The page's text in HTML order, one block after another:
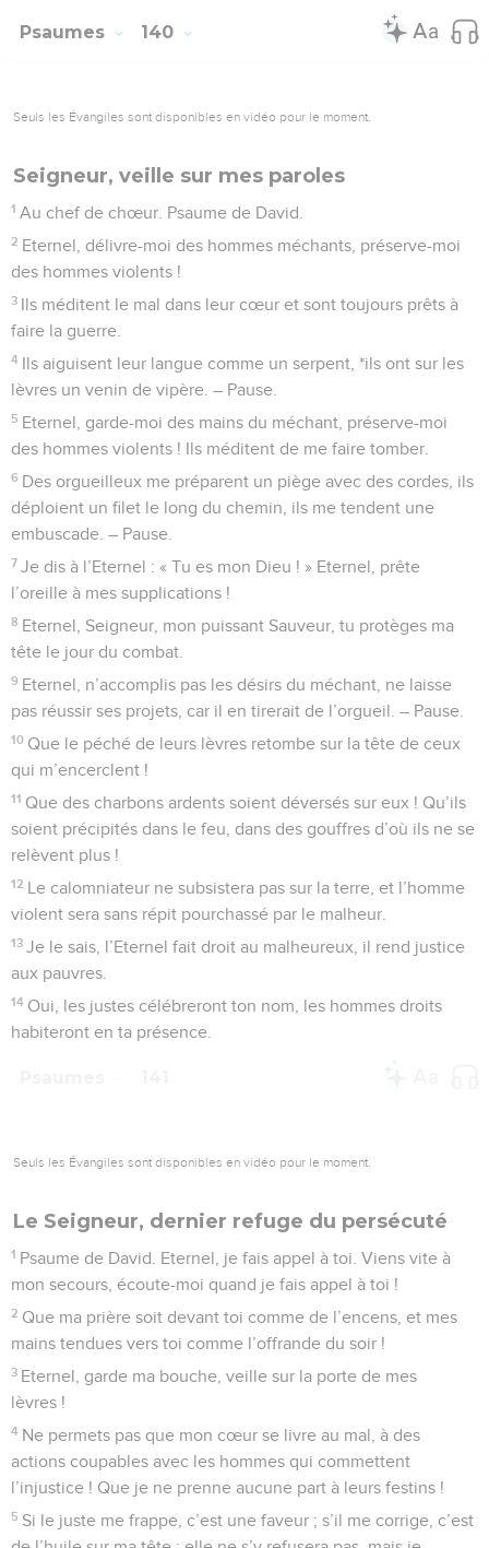
15
Mon corps n’était pas caché devant toi lorsque j’ai été fait
voyaient, et sur ton livre étaient inscrits tous les jours qui
17 Que tes pensées, ô Dieu, me semblent impénétrables !
Que leur nombre est grand !
18 Comment les compter ? Elles sont plus nombreuses que
les grains de sable. Je me réveille, et je suis encore avec toi.
19 O Dieu, si seulement tu faisais mourir le méchant !
Hommes sanguinaires, éloignez-vous de moi !
20 Ils parlent de toi pour appuyer leurs projets criminels, ils
utilisent ton nom pour mentir, eux, tes ennemis !
21 Eternel, comment pourrais-je ne pas détester ceux qui te
détestent, ne pas éprouver du dégoût pour ceux qui te
combattent ?
22 Je les déteste de façon absolue, ils sont pour moi des
ennemis.
23
Examine-moi, ô Dieu, et connais mon cœur, mets-moi à
l’épreuve et connais mes pensées !
24 Regarde si je suis sur une mauvaise voie et conduis-moi
sur la voie de l’éternité !
Psaumes 140
Seuls les Évangiles sont disponibles en vidéo pour le moment.
Seigneur, veille sur mes paroles
Au chef de chœur. Psaume de David.
Eternel, délivre-moi des hommes méchants, préserve-moi
des hommes violents !
Ils méditent le mal dans leur cœur et sont toujours prêts à
faire la guerre.
4
Ils aiguisent leur langue comme un serpent, *ils ont sur les
déploient un filet le long du chemin, ils me tendent une
7 Je dis à l’Eternel : « Tu es mon Dieu ! » Eternel, prête
l’oreille à mes supplications !
8 Eternel, Seigneur, mon puissant Sauveur, tu protèges ma
tête le jour du combat.
9 Eternel, n’accomplis pas les désirs du méchant, ne laisse
pas réussir ses projets, car il en tirerait de l’orgueil. – Pause.
10 Que le péché de leurs lèvres retombe sur la tête de ceux
qui m’encerclent !
11 Que des charbons ardents soient déversés sur eux ! Qu’ils
soient précipités dans le feu, dans des gouffres d’où ils ne se
relèvent plus !